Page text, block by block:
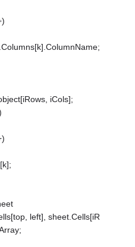
iCols];
left], sheet.Cells[iR